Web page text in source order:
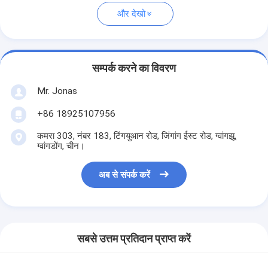
और देखो
सम्पर्क करने का विवरण
Mr. Jonas
+86 18925107956
कमरा 303, नंबर 183, टिंगयुआन रोड, जिंगांग ईस्ट रोड, ग्वांगझू,
ग्वांगडोंग, चीन।
अब से संपर्क करें
सबसे उत्तम प्रतिदान प्राप्त करें